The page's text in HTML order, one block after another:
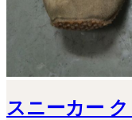
スニーカー